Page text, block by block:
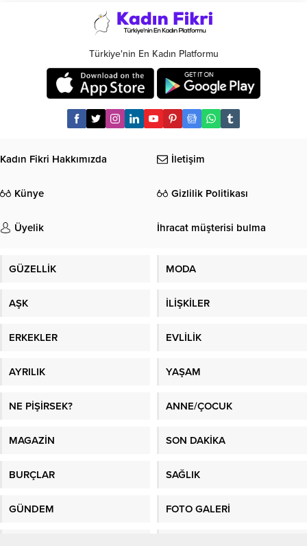
Türkiye'nin En Kadın Platformu
Kadın Fikri Hakkımızda İletişim
Künye Gizlilik Politikası
Üyelik İhracat müşterisi bulma
GÜZELLİK MODA
AŞK İLİŞKİLER
ERKEKLER EVLİLİK
AYRILIK YAŞAM
NE PİŞİRSEK? ANNE/ÇOCUK
MAGAZİN SON DAKİKA
BURÇLAR SAĞLIK
GÜNDEM FOTO GALERİ